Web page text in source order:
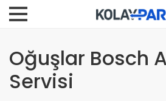
Oğuşlar Bosch
Servisi